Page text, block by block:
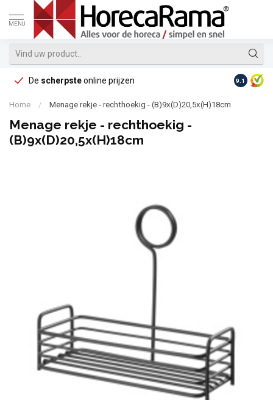
MENU
De scherpsteonline prijzen Op
9.1
Home / Menage rekje - rechthoekig - (B)9x(D)20,5x(H)18cm
Menage rekje - rechthoekig -
(B)9x(D)20,5x(H)18cm